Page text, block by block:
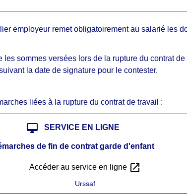
employeur remet obligatoirement au salarié les
sommes versées lors de la rupture du contrat
la date de signature pour le contester.
liées à la rupture du contrat de travail :
desktop_mac SERVICE EN LIGNE
de fin de contrat garde d'enfant
Accéder au service en ligne open_in_new
Urssaf